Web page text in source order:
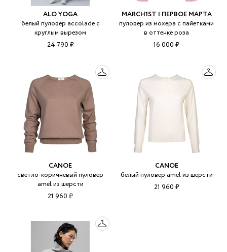
ALO YOGA
белый пуловер accolade с
круглым вырезом
24 790 ₽
MARCH1ST | ПЕРВОЕ МАРТА
пуловер из мохера с пайетками
в оттенке роза
16 000 ₽
CANOE
светло-коричневый пуловер
amel из шерсти
21 960 ₽
CANOE
белый пуловер amel из шерсти
21 960 ₽